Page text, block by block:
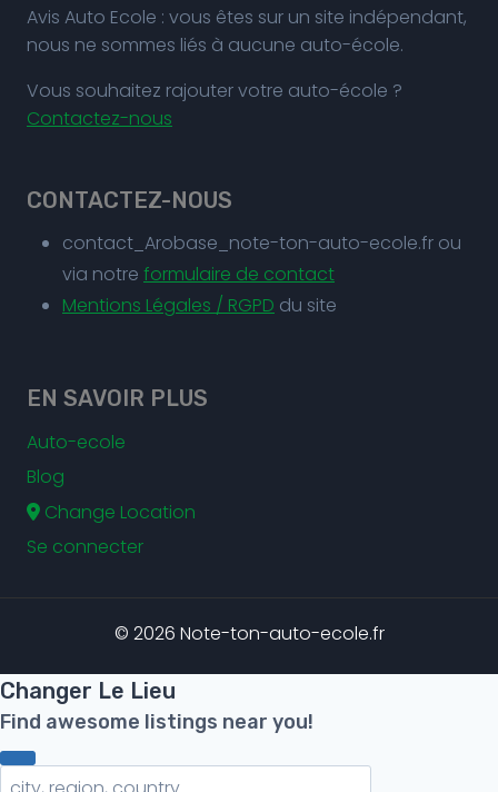
Avis Auto Ecole : vous êtes sur un site indépendant,
nous ne sommes liés à aucune auto-école.
Vous souhaitez rajouter votre auto-école ?
Contactez-nous
CONTACTEZ-NOUS
contact_Arobase_note-ton-auto-ecole.fr ou
via notre formulaire de contact
Mentions Légales / RGPD du site
EN SAVOIR PLUS
Auto-ecole
Blog
Change Location
Se connecter
© 2026 Note-ton-auto-ecole.fr
Changer Le Lieu
Find awesome listings near you!
Changer Le Lieu